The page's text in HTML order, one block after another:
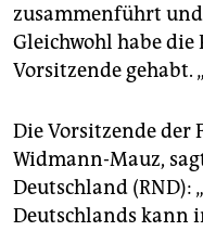
zusammenführt und
Gleichwohl habe
Vorsitzende gehabt.
Die Vorsitzende der
Widmann-Mauz,
Deutschland (RND):
Deutschlands kann